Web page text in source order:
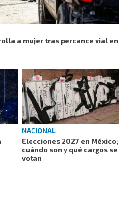
a mujer tras percance vial en
NACIONAL
Elecciones 2027 en México;
cuándo son y qué cargos se
votan